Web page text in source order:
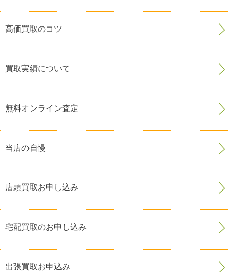
高価買取のコツ
買取実績について
無料オンライン査定
当店の自慢
店頭買取お申し込み
宅配買取のお申し込み
出張買取お申込み